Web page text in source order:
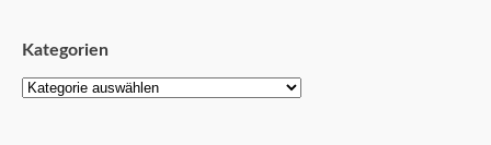
Kategorien